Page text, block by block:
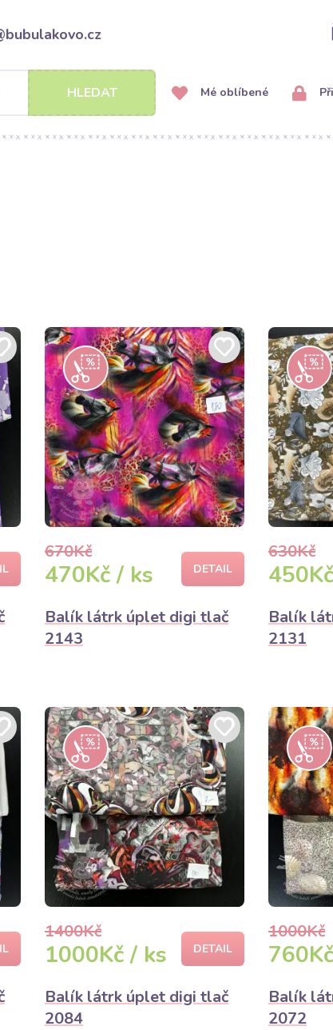
HLEDAT Mé oblíbené
670Kč
470Kč / ks DETAIL
Balík látrk úplet digi tlač
2143
630Kč
Balík
2131
1400Kč
1000Kč / ks DETAIL
Balík látrk úplet digi tlač
2084
1000Kč
Balík
2072